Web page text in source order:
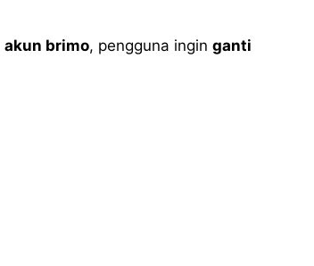
akun brimo, pengguna inginganti